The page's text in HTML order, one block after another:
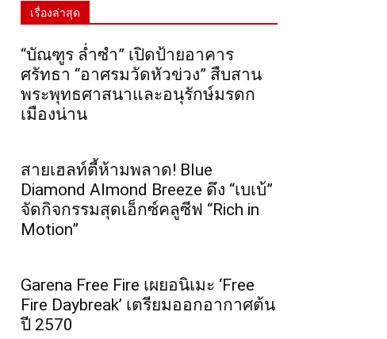
เรื่องล่าสุด
“บัณฑูร ล่ำซำ” เปิดป้ายอาคาร
ศรัทธา “อาศรมวัดหัวข่วง” สืบสาน
พระพุทธศาสนาและอนุรักษ์มรดก
เมืองน่าน
สายเฮลท์ตี้ห้ามพลาด! Blue
Diamond Almond Breeze ดึง “เบเบ้”
จัดกิจกรรมสุดเอ็กซ์คลูซีฟ “Rich in
Motion”
Garena Free Fire เผยอนิเมะ ‘Free
Fire Daybreak’ เตรียมออกอากาศต้น
ปี 2570